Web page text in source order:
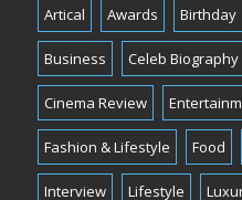
Artical Awards Birthday
Business Celeb Biography
Cinema Review
Fashion & Lifestyle Food
Interview Lifestyle